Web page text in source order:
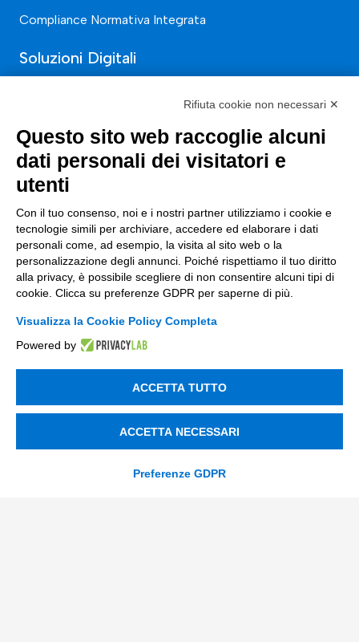
Compliance Normativa Integrata
Soluzioni Digitali
Soluzioni Custom
Soluzioni AI
Compliance
Contacts
info@tinextainnovationhub.com
+39 0522 733711
Sede Legale: Corso Mazzini, 11 42015 Correggio (RE)
Privacy Policy
Società Trasparente
Rifiuta cookie non necessari ✕
Questo sito web raccoglie alcuni
dati personali dei visitatori e
utenti
Con il tuo consenso, noi e i nostri partner utilizziamo i cookie e
tecnologie simili per archiviare, accedere ed elaborare i dati
personali come, ad esempio, la visita al sito web o la
personalizzazione degli annunci. Poiché rispettiamo il tuo diritto
alla privacy, è possibile scegliere di non consentire alcuni tipi di
cookie. Clicca su preferenze GDPR per saperne di più.
Visualizza la Cookie Policy Completa
Powered by
ACCETTA TUTTO
ACCETTA NECESSARI
Preferenze GDPR